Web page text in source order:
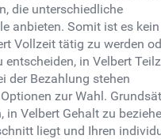
die unterschiedliche
anbieten. Somit ist es kein
Vollzeit tätig zu werden
in Velbert
der Bezahlung stehen
zur Wahl.
in Velbert Gehalt zu
liegt und Ihren